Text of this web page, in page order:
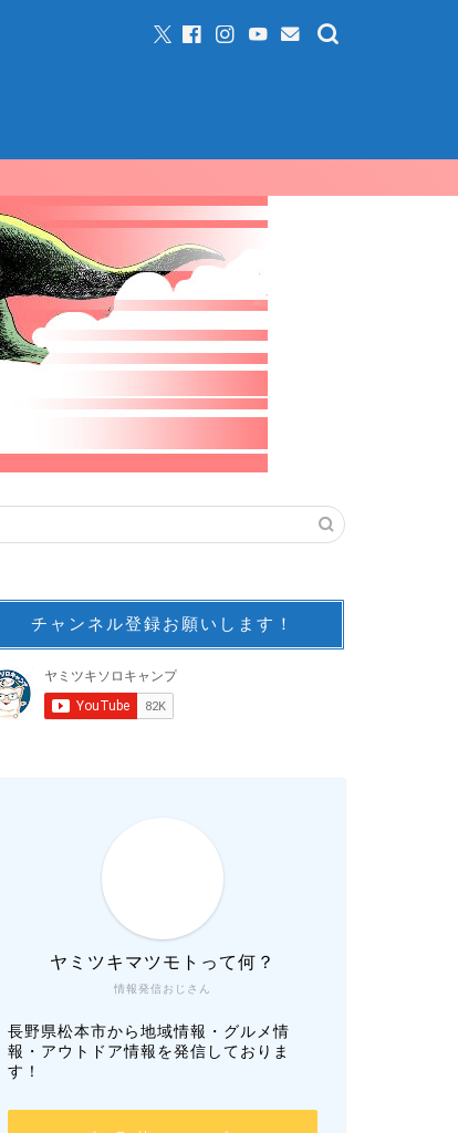
チャンネル登録お願いします！
情報発信おじさん
ヤミツキマツモトって何？
長野県松本市から地域情報・グルメ情
報・アウトドア情報を発信しておりま
す！